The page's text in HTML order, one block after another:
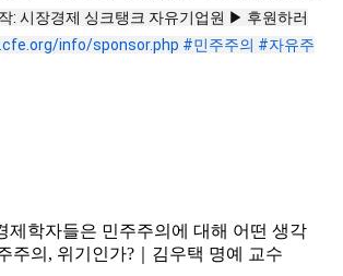
: 시장경제 싱크탱크 자유기업원 ▶ 후원하러
info/sponsor.php #민주주의 #자유주
제학자들은 민주주의에 대해 어떤 생각
주의, 위기인가?｜김우택 명예 교수